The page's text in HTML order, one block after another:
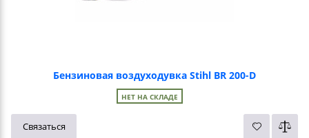
Бензиновая воздуходувка Stihl BR 200-D
НЕТ НА СКЛАДЕ
Связаться